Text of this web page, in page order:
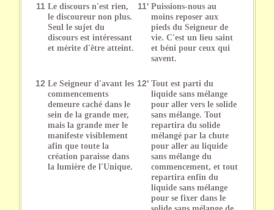
11 Le discours n'est rien,
le discoureur non plus.
Seul le sujet du
discours est intéressant
et mérite d'être atteint.
11' Puissions-nous au
moins reposer aux
pieds du Seigneur de
vie. C'est un lieu saint
et béni pour ceux qui
savent.
12 Le Seigneur d'avant les
commencements
demeure caché dans le
sein de la grande mer,
mais la grande mer le
manifeste visiblement
afin que toute la
création paraisse dans
la lumière de l'Unique.
12' Tout est parti du
liquide sans mélange
pour aller vers le solide
sans mélange. Tout
repartira du solide
mélangé par la chute
pour aller au liquide
sans mélange du
commencement, et tout
repartira enfin du
liquide sans mélange
pour se fixer dans le